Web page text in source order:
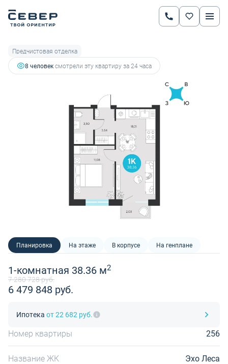
1-комнатная
7 280 728 руб.
6 479 848 руб.
Ипотекаот 22 682 руб.
Предчистовая отделка
8 человексмотрели эту квартиру за 24 часа
Планировка На этаже В корпусе На генплане
1-комнатная 38.36 м2
7 280 728 руб.
6 479 848 руб.
Ипотека от 22 682 руб.
Номер квартиры 256
Название ЖК Эхо Леса